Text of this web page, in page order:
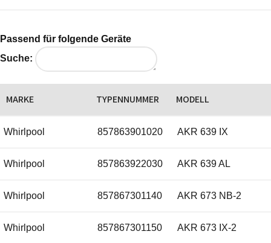
Passend für folgende Geräte
Suche:
MARKE TYPENNUMMER MODELL
Whirlpool 857863901020 AKR 639 IX
Whirlpool 857863922030 AKR 639 AL
Whirlpool 857867301140 AKR 673 NB-2
Whirlpool 857867301150 AKR 673 IX-2